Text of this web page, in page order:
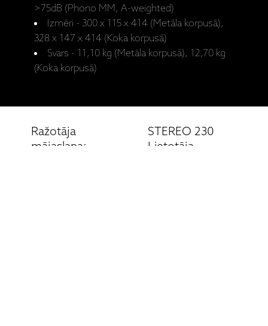
>75dB (Phono MM, A-weighted)
Izmēri - 300 x 115 x 414 (Metāla korpusā),
328 x 147 x 414 (Koka korpusā)
Svars - 11,10 kg (Metāla korpusā), 12,70 kg
(Koka korpusā)
Ražotāja
mājaslapa:
STEREO 230
Lietotāja